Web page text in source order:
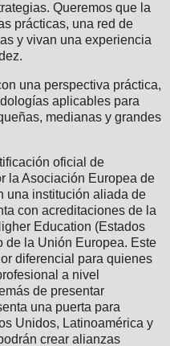
Queremos que la
prácticas, una red de
y vivan una experiencia
una perspectiva práctica,
aplicables para
medianas y grandes
oficial de
la Asociación Europea de
una institución aliada de
con acreditaciones de la
Education (Estados
de la Unión Europea. Este
diferencial para quienes
a nivel
de presentar
una puerta para
Unidos, Latinoamérica y
crear alianzas